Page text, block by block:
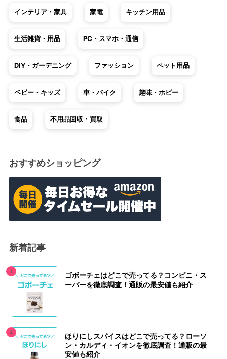
インテリア・家具 家電 キッチン用品
生活雑貨・用品 PC・スマホ・通信
DIY・ガーデニング ファッション ペット用品
ベビー・キッズ 車・バイク 趣味・ホビー
食品 不用品回収・買取
おすすめショッピング
新着記事
ゴボーチェはどこで売ってる？コンビニ・ス
ーパーを徹底調査！通販の最安値も紹介
ほりにしスパイスはどこで売ってる？ローソ
ン・カルディ・イオンを徹底調査！通販の最
安値も紹介